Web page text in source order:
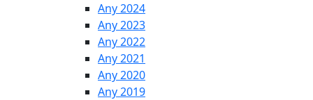
Any 2024
Any 2023
Any 2022
Any 2021
Any 2020
Any 2019